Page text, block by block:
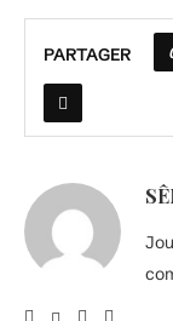
PARTAGER